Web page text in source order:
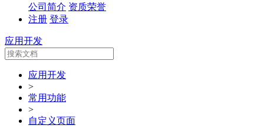
公司简介 资质荣誉
注册 登录
应用开发
应用开发
>
常用功能
>
自定义页面